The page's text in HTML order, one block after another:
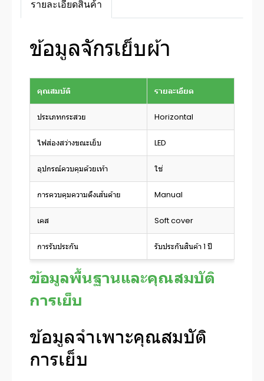
รายละเอียดสินค้า
ข้อมูลจักรเย็บผ้า
ข้อมูลพื้นฐานและคุณสมบัติ
การเย็บ
คุณสมบัติ รายละเอียด
ประเภทกระสวย Horizontal
ไฟส่องสว่างขณะเย็บ LED
อุปกรณ์ควบคุมด้วยเท้า ใช่
การควบคุมความตึงเส้นด้าย Manual
เคส Soft cover
การรับประกัน รับประกันสินค้า 1 ปี
ข้อมูลจำเพาะคุณสมบัติ
การเย็บ